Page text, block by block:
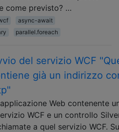
come previsto? …
async-await
parallel.foreach
del servizio WCF
già un indirizzo
Web contenente
WCF e un controllo
a quel servizio WCF.